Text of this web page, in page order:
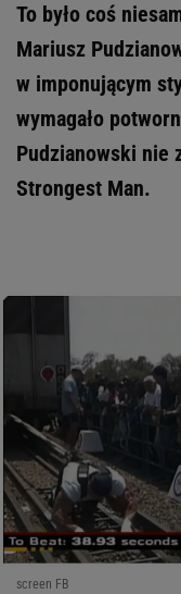
To było coś
Mariusz
w imponującym
wymagało
Pudzianowski nie
Strongest Man.
screen FB